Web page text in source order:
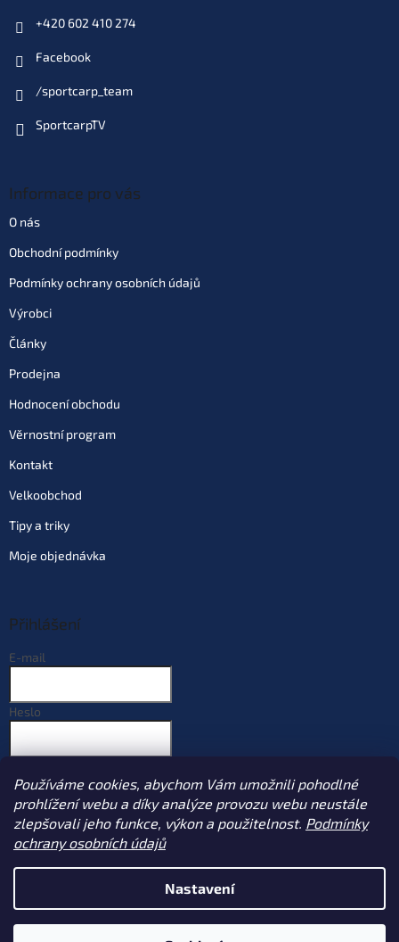
Používáme cookies, abychom Vám umožnili pohodlné
prohlížení webu a díky analýze provozu webu neustále
zlepšovali jeho funkce, výkon a použitelnost. Podmínky
ochrany osobních údajů
Nastavení
+420 602 410 274
Facebook
/sportcarp_team
SportcarpTV
Informace pro vás
O nás
Obchodní podmínky
Podmínky ochrany osobních údajů
Výrobci
Články
Prodejna
Hodnocení obchodu
Věrnostní program
Kontakt
Velkoobchod
Tipy a triky
Moje objednávka
Přihlášení
E-mail
Heslo
Nová registrace
Zapomenuté heslo